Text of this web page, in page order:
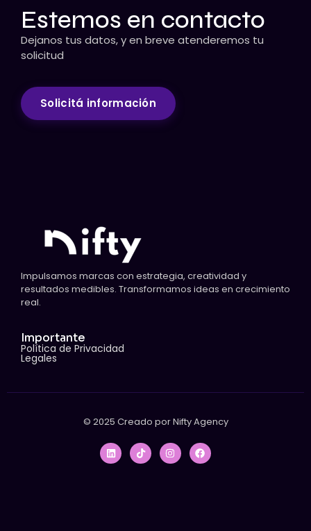
Estemos en contacto
Dejanos tus datos, y en breve atenderemos tu
solicitud
Solicitá información
Impulsamos marcas con estrategia, creatividad y
resultados medibles. Transformamos ideas en crecimiento
real.
Importante
Política de Privacidad
Legales
© 2025 Creado por Nifty Agency